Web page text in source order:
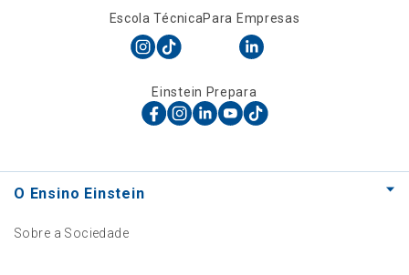
Escola TécnicaPara Empresas
Einstein Prepara
O Ensino Einstein
Sobre a Sociedade